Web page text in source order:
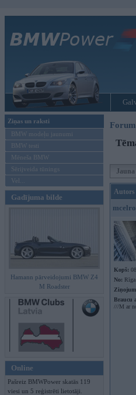
Ziņas un raksti
BMW modeļu jaunumi
BMW testi
Mēneša BMW
Sērijveida tūnings
Vel...
Gadījuma bilde
Hamann pārveidojumi BMW Z4
M Roadster
Online
Pašreiz BMWPower skatās 119
viesi un 5 reģistrēti lietotāji.
Jauna
Autors
Kopš:
No: Rīga
Braucu
///M ar